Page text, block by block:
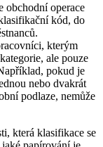
obchodní operace
kód, do
kterým
ale pouze
pokud je
nebo dvakrát
podlaze, nemůže
která klasifikace se